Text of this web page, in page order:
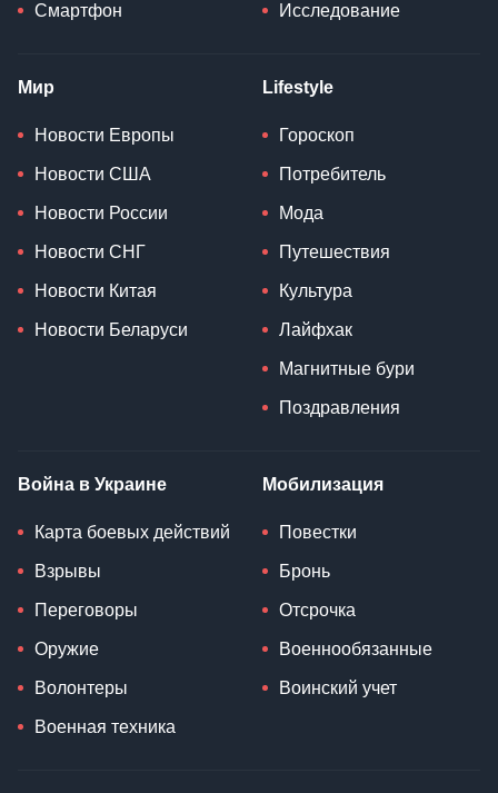
Смартфон Исследование
Мир
Новости Европы
Новости США
Новости России
Новости СНГ
Новости Китая
Новости Беларуси
Lifestyle
Гороскоп
Потребитель
Мода
Путешествия
Культура
Лайфхак
Магнитные бури
Поздравления
Война в Украине
Карта боевых действий
Взрывы
Переговоры
Оружие
Волонтеры
Военная техника
Мобилизация
Повестки
Бронь
Отсрочка
Военнообязанные
Воинский учет